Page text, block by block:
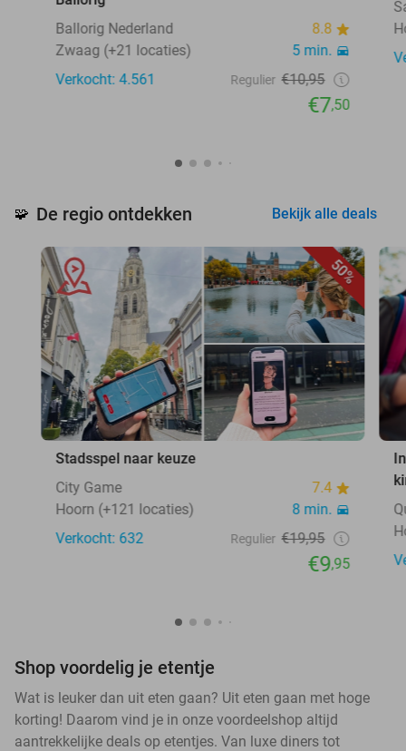
Ballorig Nederland
8.8
Zwaag (+21 locaties)
5 min.
Verkocht: 4.561
Regulier €10,95
€7,50
🧩 De regio ontdekken Bekijk alle deals
50%
Stadsspel naar keuze
City Game
7.4
Hoorn (+121 locaties)
8 min.
Verkocht: 632
Regulier €19,95
€9,95
Shop voordelig je etentje
Wat is leuker dan uit eten gaan? Uit eten gaan met hoge
korting! Daarom vind je in onze voordeelshop altijd
aantrekkelijke deals op etentjes. Van luxe diners tot